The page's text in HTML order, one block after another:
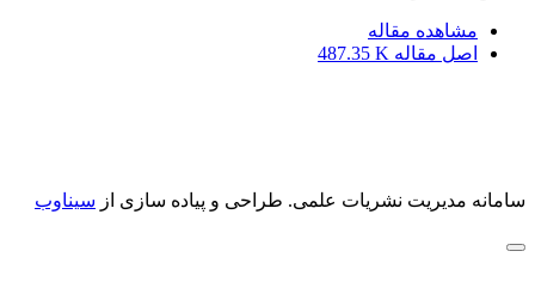
مشاهده مقاله
اصل مقاله 487.35 K
سامانه مدیریت نشریات علمی. طراحی و پیاده سازی از سیناوب